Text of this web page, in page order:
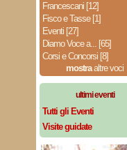
Francescani [12]
Fisco e Tasse [1]
Eventi [27]
Diamo Voce a... [65]
Corsi e Concorsi [8]
mostraaltre voci
ultimi eventi
Tutti gli Eventi
Visite guidate